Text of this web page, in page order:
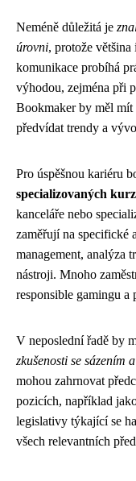
Neméně důležitá je
úrovni, protože
komunikace probíhá
výhodou, zejména při
Bookmaker by měl mít
předvídat trendy a
Pro úspěšnou kariéru
specializovaných
kanceláře nebo
zaměřují na specifické
management, analýza
nástroji. Mnoho
responsible gamingu a
V neposlední řadě by
zkušenosti se sázením
mohou zahrnovat
pozicích, například
legislativy týkající se
všech relevantních